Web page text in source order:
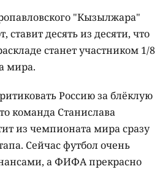
"Кызылжара"
ставит десять из десяти, что
станет участником 1/8
мира.
Россию за блёклую
команда Станислава
из чемпионата мира сразу
Сейчас футбол очень
а ФИФА прекрасно